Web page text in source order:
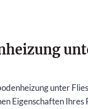
unter
Eigenschaften Ihres